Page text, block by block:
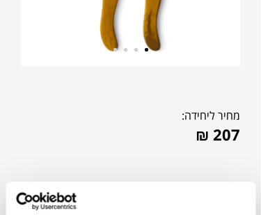
מחיר ליחידה:
₪ 207